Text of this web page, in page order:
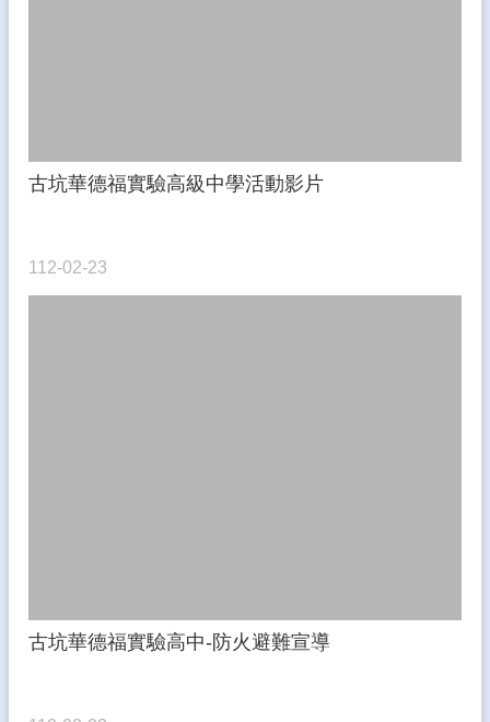
古坑華德福實驗高級中學活動影片
112-02-23
古坑華德福實驗高中-防火避難宣導